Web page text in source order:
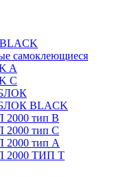
самоклеющиеся
A
С
BLACK
тип B
тип C
тип А
2000 ТИП Т